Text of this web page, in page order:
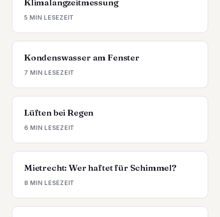
Klimalangzeitmessung
5 MIN LESEZEIT
Kondenswasser am Fenster
7 MIN LESEZEIT
Lüften bei Regen
6 MIN LESEZEIT
Mietrecht: Wer haftet für Schimmel?
8 MIN LESEZEIT